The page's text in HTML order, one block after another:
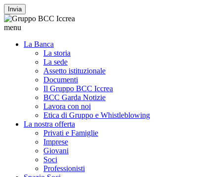
Invia
menu
La Banca
La storia
La sede
Assetto istituzionale
Documenti
Il Gruppo BCC Iccrea
BCC Garda Notizie
Lavora con noi
Etica di Gruppo e Whistleblowing
La nostra offerta
Privati e Famiglie
Imprese
Giovani
Soci
Professionisti